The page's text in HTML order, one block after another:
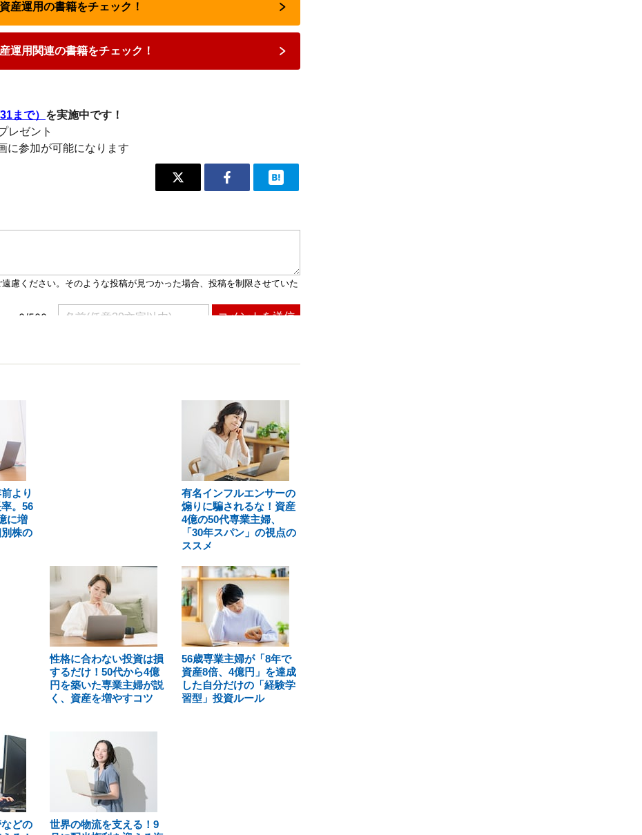
産運用の書籍をチェック！
運用関連の書籍をチェック！
まで） を実施中です！
レゼント
に参加が可能になります
より
。56
に増
株の
有名インフルエンサーの
煽りに騙されるな！資産
4億の50代専業主婦、
「30年スパン」の視点の
ススメ
性格に合わない投資は損
するだけ！50代から4億
円を築いた専業主婦が説
く、資産を増やすコツ
56歳専業主婦が「8年で
資産8倍、4億円」を達成
した自分だけの「経験学
習型」投資ルール
どの
世界の物流を支える！9